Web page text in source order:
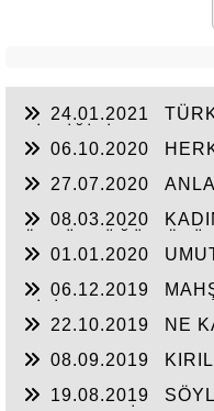
24.01.2021
06.10.2020
27.07.2020
08.03.2020
01.01.2020
06.12.2019
22.10.2019
NE
08.09.2019
19.08.2019